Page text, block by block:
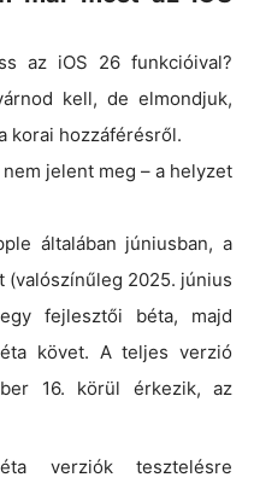
az iOS 26 funkcióival?
kell, de elmondjuk,
korai hozzáférésről.
jelent meg – a helyzet
általában júniusban, a
(valószínűleg 2025. június
fejlesztői béta, majd
követ. A teljes verzió
16. körül érkezik, az
verziók tesztelésre